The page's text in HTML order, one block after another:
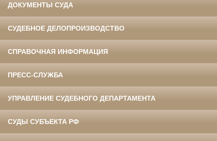
ДОКУМЕНТЫ СУДА
СУДЕБНОЕ ДЕЛОПРОИЗВОДСТВО
СПРАВОЧНАЯ ИНФОРМАЦИЯ
ПРЕСС-СЛУЖБА
УПРАВЛЕНИЕ СУДЕБНОГО ДЕПАРТАМЕНТА
СУДЫ СУБЪЕКТА РФ